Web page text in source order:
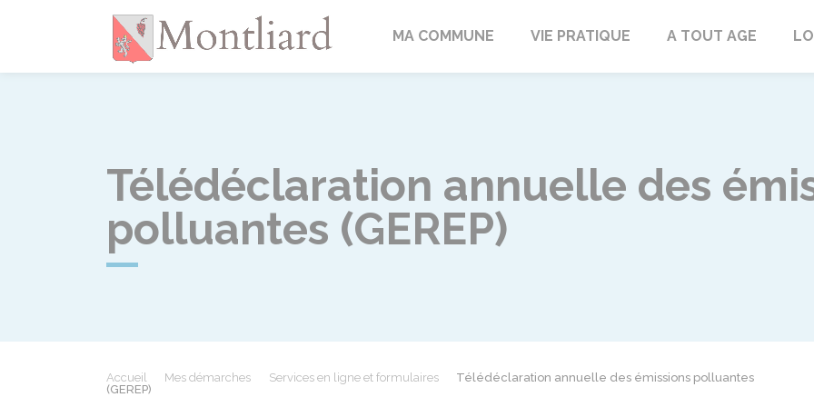
MontliardMA COMMUNE VIE PRATIQUE A TOUT AGE
Télédéclaration annuelle des
polluantes (GEREP)
Accueil Mes démarches Services en ligne et formulaires
Télédéclaration annuelle des émissions polluantes
(GEREP)